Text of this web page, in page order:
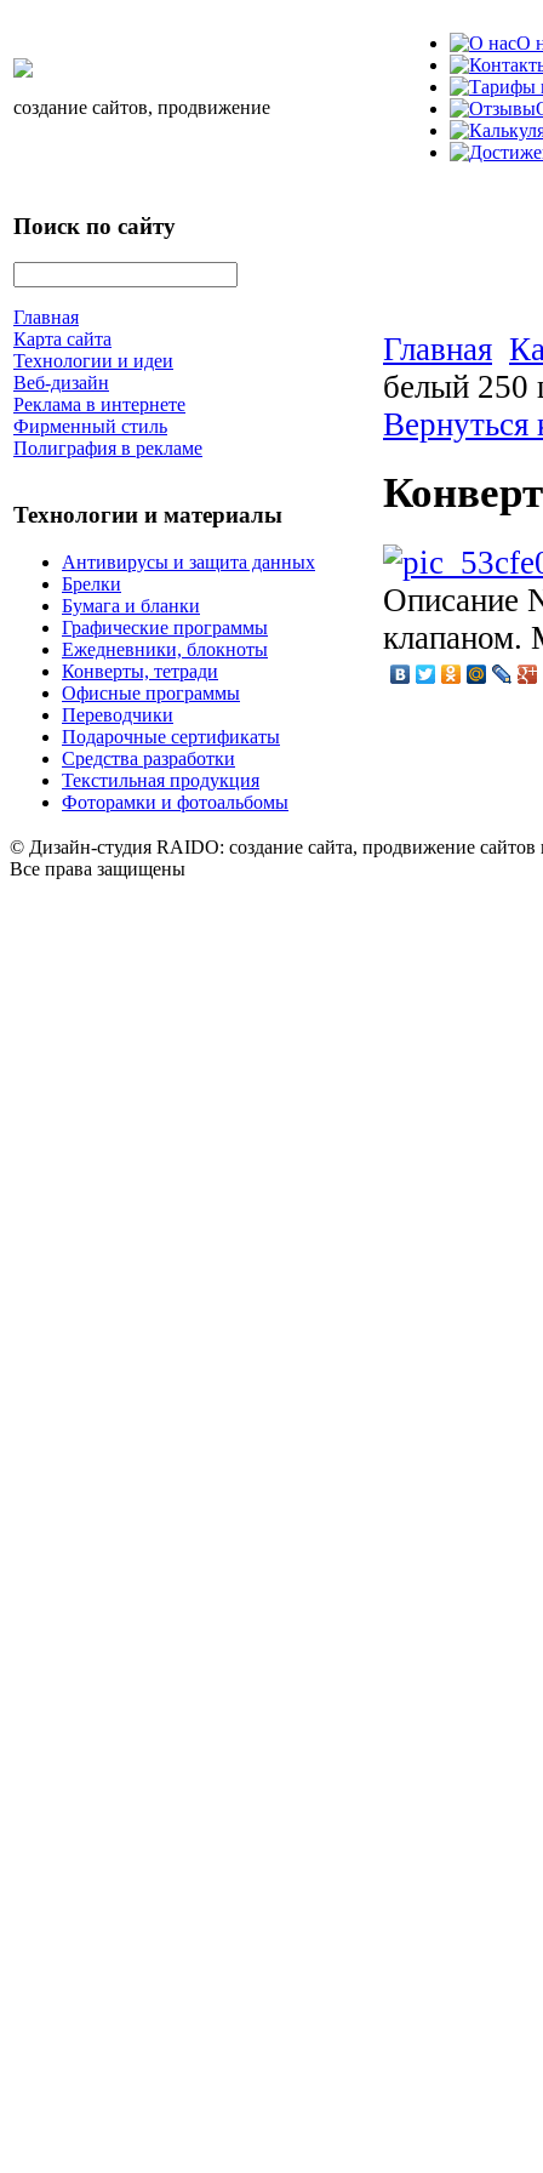
создание сайтов, продвижение
О
Поиск по сайту
Главная
Карта сайта
Технологии и идеи
Веб-дизайн
Реклама в интернете
Фирменный стиль
Полиграфия в рекламе
Технологии и материалы
Антивирусы и защита данных
Брелки
Бумага и бланки
Графические программы
Ежедневники, блокноты
Конверты, тетради
Офисные программы
Переводчики
Подарочные сертификаты
Средства разработки
Текстильная продукция
Фоторамки и фотоальбомы
Главная
белый 250
Вернуться
Описание
клапаном.
© Дизайн-студия RAIDO: создание сайта, продвижение сайтов
Все права защищены